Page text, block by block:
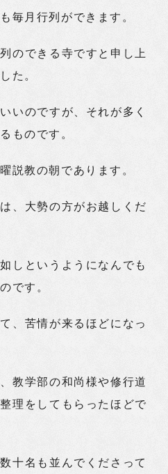
毎月行列ができます。
のできる寺ですと申し上
た。
いのですが、それが多く
ものです。
説教の朝であります。
、大勢の方がお越しくだ
しというようになんでも
です。
、苦情が来るほどになっ
教学部の和尚様や修行道
理をしてもらったほどで
十名も並んでくださって